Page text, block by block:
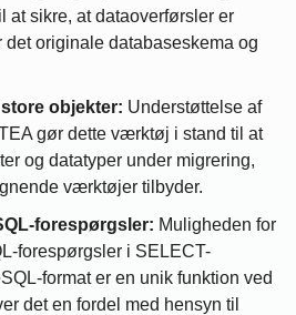
at sikre, at dataoverførsler er
originale databaseskema og
objekter: Understøttelse af
gør dette værktøj i stand til at
og datatyper under migrering,
værktøjer tilbyder.
forespørgsler: Muligheden for
forespørgsler i SELECT-
format er en unik funktion ved
det en fordel med hensyn til